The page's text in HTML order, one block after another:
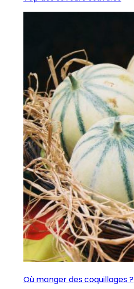
Où manger des coquillages ?